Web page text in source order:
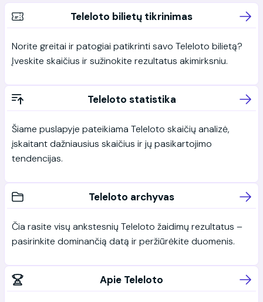
Teleloto bilietų tikrinimas
Norite greitai ir patogiai patikrinti savo Teleloto bilietą?
Įveskite skaičius ir sužinokite rezultatus akimirksniu.
Teleloto statistika
Šiame puslapyje pateikiama Teleloto skaičių analizė,
įskaitant dažniausius skaičius ir jų pasikartojimo
tendencijas.
Teleloto archyvas
Čia rasite visų ankstesnių Teleloto žaidimų rezultatus –
pasirinkite dominančią datą ir peržiūrėkite duomenis.
Apie Teleloto